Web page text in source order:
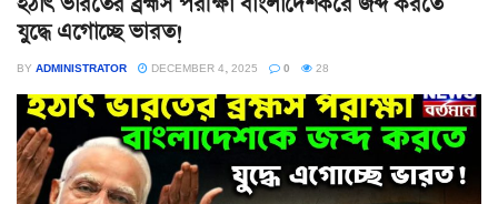
যুদ্ধে এগোচ্ছে ভারত!
BY ADMINISTRATOR DECEMBER 4, 2025 0 28